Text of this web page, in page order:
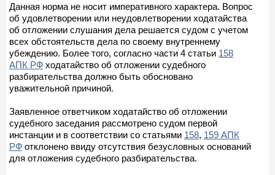
Данная норма не носит императивного характера. Вопрос
об удовлетворении или неудовлетворении ходатайства
об отложении слушания дела решается судом с учетом
всех обстоятельств дела по своему внутреннему
убеждению. Более того, согласно части 4 статьи 158
АПК РФ ходатайство об отложении судебного
разбирательства должно быть обосновано
уважительной причиной.
Заявленное ответчиком ходатайство об отложении
судебного заседания рассмотрено судом первой
инстанции и в соответствии со статьями 158, 159 АПК
РФ отклонено ввиду отсутствия безусловных оснований
для отложения судебного разбирательства.